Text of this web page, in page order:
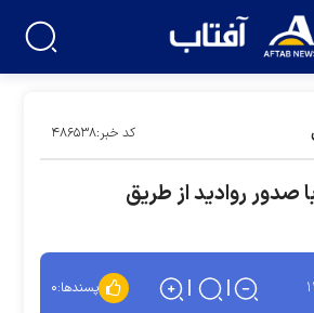
کد خبر:۴۸۶۵۳۸
صدور روادید از طریق
پسندها:۰